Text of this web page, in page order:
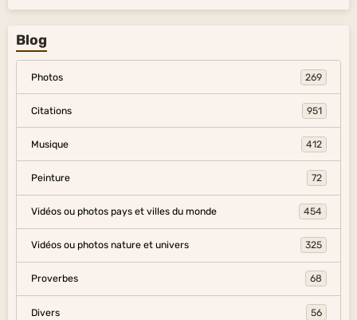
Blog
Photos 269
Citations 951
Musique 412
Peinture 72
Vidéos ou photos pays et villes du monde 454
Vidéos ou photos nature et univers 325
Proverbes 68
Divers 56